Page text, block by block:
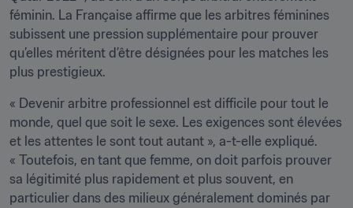
féminin. La Française affirme que les arbitres féminines
subissent une pression supplémentaire pour prouver
qu’elles méritent d’être désignées pour les matches les
plus prestigieux.
« Devenir arbitre professionnel est difficile pour tout le
monde, quel que soit le sexe. Les exigences sont élevées
et les attentes le sont tout autant », a-t-elle expliqué.
« Toutefois, en tant que femme, on doit parfois prouver
sa légitimité plus rapidement et plus souvent, en
particulier dans des milieux généralement dominés par